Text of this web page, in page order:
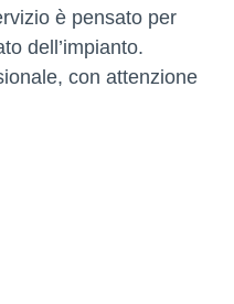
è pensato per
dell’impianto.
con attenzione